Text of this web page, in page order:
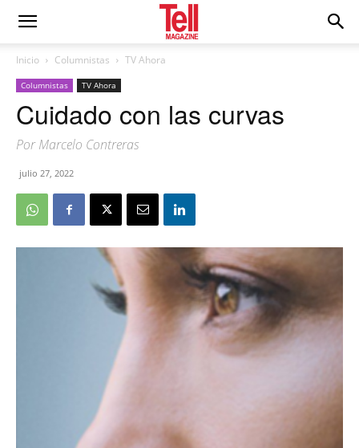
Inicio Columnistas TV Ahora
Columnistas TV Ahora
Cuidado con las curvas
Por Marcelo Contreras
julio 27, 2022